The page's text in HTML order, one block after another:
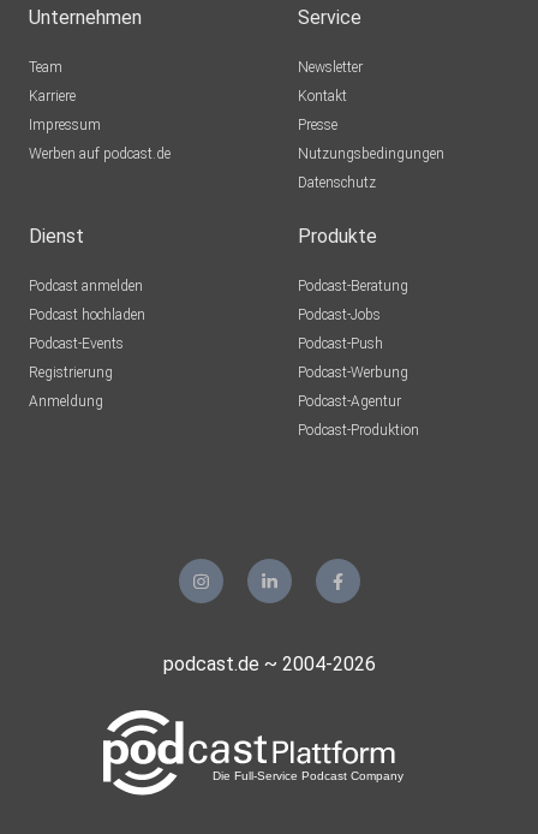
Unternehmen
Team
Karriere
Impressum
Werben auf podcast.de
Service
Newsletter
Kontakt
Presse
Nutzungsbedingungen
Datenschutz
Dienst
Podcast anmelden
Podcast hochladen
Podcast-Events
Registrierung
Anmeldung
Produkte
Podcast-Beratung
Podcast-Jobs
Podcast-Push
Podcast-Werbung
Podcast-Agentur
Podcast-Produktion
podcast.de ~ 2004-2026